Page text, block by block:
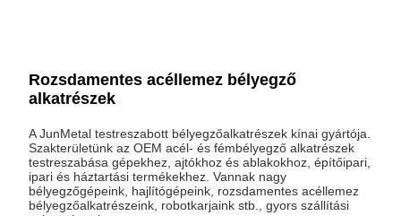
Rozsdamentes acéllemez bélyegző
alkatrészek
A JunMetal testreszabott bélyegzőalkatrészek kínai gyártója.
Szakterületünk az OEM acél- és fémbélyegző alkatrészek
testreszabása gépekhez, ajtókhoz és ablakokhoz, építőipari,
ipari és háztartási termékekhez. Vannak nagy
bélyegzőgépeink, hajlítógépeink, rozsdamentes acéllemez
bélyegzőalkatrészeink, robotkarjaink stb., gyors szállítási